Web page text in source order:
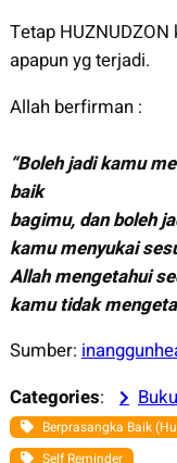
Tetap HUZNUDZON
apapun yg terjadi.
Allah berfirman :
“Boleh jadi kamu
baik
bagimu, dan boleh
kamu menyukai
Allah mengetahui
kamu tidak
Sumber:
Categories: Buku
Berprasangka Baik
Self Reminder